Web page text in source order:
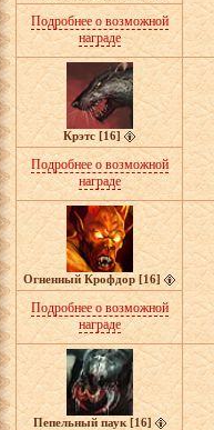
Подробнее о возможной
награде
Крэтс [16]
Подробнее о возможной
награде
Огненный Крофдор [16]
Подробнее о возможной
награде
Пепельный паук [16]